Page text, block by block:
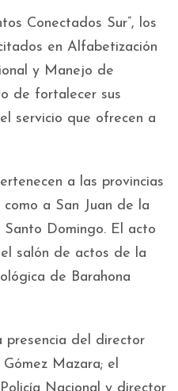
Conectados Sur”, los
en Alfabetización
y Manejo de
de fortalecer sus
servicio que ofrecen a
a las provincias
a San Juan de la
Domingo. El acto
salón de actos de la
de Barahona
presencia del director
Mazara; el